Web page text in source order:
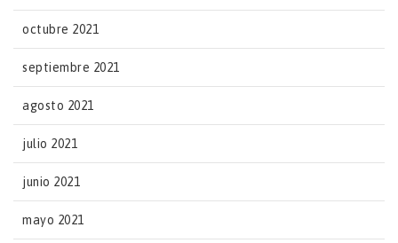
octubre 2021
septiembre 2021
agosto 2021
julio 2021
junio 2021
mayo 2021